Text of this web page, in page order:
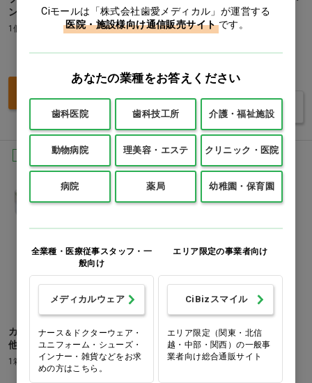
ン]
1個
毛細管 プレイン 内径φ1.1～
1.2mm…他
価格：ログイン後表示
バリエーションを見る
Ciオリジナル
カバーガラス Ci 24×24mm…
他
1箱(200枚)
Ciモールは「株式会社歯愛メディカル」が運営する
医院・施設様向け通信販売サイト です。
あなたの業種をお答えください
歯科医院 歯科技工所 介護・福祉施設
動物病院 理美容・エステ クリニック・医院
病院 薬局 幼稚園・保育園
全業種・医療従事スタッフ・一
般向け
メディカルウェア
ナース＆ドクターウェア・
ユニフォーム・シューズ・
インナー・雑貨などをお求
めの方はこちら。
エリア限定の事業者向け
CiBizスマイル
エリア限定（関東・北信
越・中部・関西）の一般事
業者向け総合通販サイト